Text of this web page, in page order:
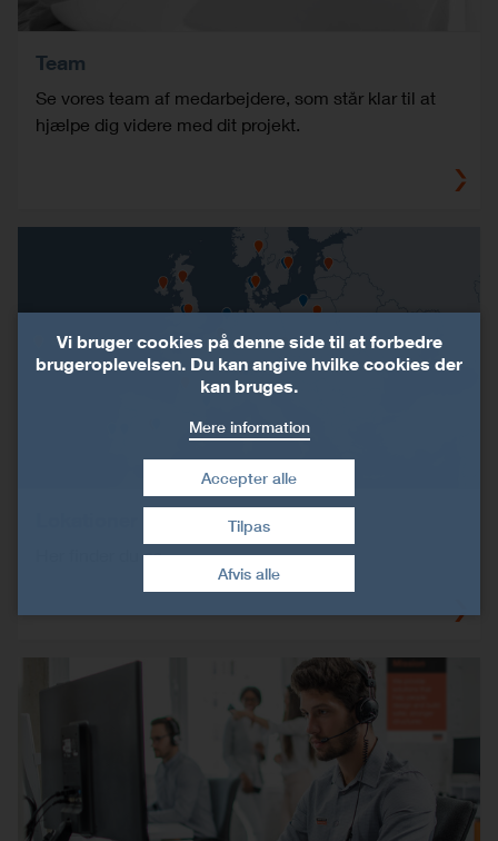
Team
Se vores team af medarbejdere, som står klar til at
hjælpe dig videre med dit projekt.
Her finder du os.
Vi bruger cookies på denne side til at forbedre
brugeroplevelsen. Du kan angive hvilke cookies der
kan bruges.
Mere information
Afvis alle
Accepter alle
Træk samtykke tilbage
Tilpas